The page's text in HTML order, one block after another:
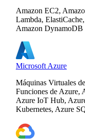
Amazon EC2,
Lambda,
Amazon DynamoDB
Microsoft Azure
Máquinas Virtuales
Funciones de Azure,
Azure IoT Hub,
Kubernetes, Azure